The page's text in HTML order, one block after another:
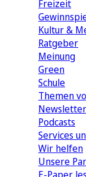
Freizeit
Kultur &
Ratgeber
Meinung
Green
Schule
Themen
Newsletter
Podcasts
Services
Wir helfen
Unsere